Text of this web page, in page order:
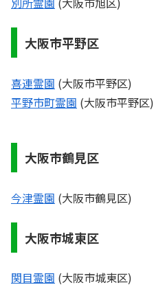
大阪市平野区
喜連霊園 (大阪市平野区)
平野市町霊園 (大阪市平野区)
大阪市鶴見区
今津霊園 (大阪市鶴見区)
大阪市城東区
関目霊園 (大阪市城東区)